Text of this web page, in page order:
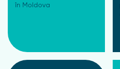
în Moldova